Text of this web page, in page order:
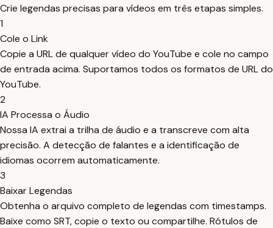
Crie legendas precisas para vídeos em três etapas simples.
1
Cole o Link
Copie a URL de qualquer vídeo do YouTube e cole no campo
de entrada acima. Suportamos todos os formatos de URL do
YouTube.
2
IA Processa o Áudio
Nossa IA extrai a trilha de áudio e a transcreve com alta
precisão. A detecção de falantes e a identificação de
idiomas ocorrem automaticamente.
3
Baixar Legendas
Obtenha o arquivo completo de legendas com timestamps.
Baixe como SRT, copie o texto ou compartilhe. Rótulos de